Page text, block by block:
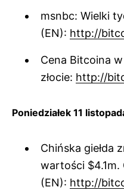
msnbc: Wielki
(EN): http://
Cena Bitcoina w
złocie: http://
Poniedziałek 11
Chińska giełda
wartości $4.1m.
(EN): http://